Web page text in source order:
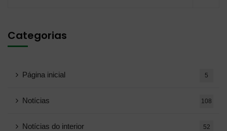
Categorias
Página inicial 5
Notícias 108
Notícias do interior 52